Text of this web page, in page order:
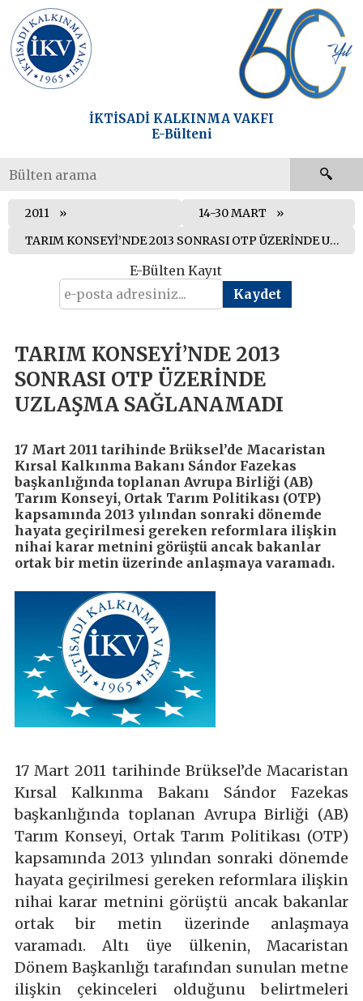
İKTİSADİ KALKINMA VAKFI
E-Bülteni
2011
14-30 MART
TARIM KONSEYİ’NDE 2013 SONRASI OTP ÜZERİNDE UZLAŞMA SAĞLANAMADI
E-Bülten Kayıt
TARIM KONSEYİ’NDE 2013
SONRASI OTP ÜZERİNDE
UZLAŞMA SAĞLANAMADI
17 Mart 2011 tarihinde Brüksel’de Macaristan
Kırsal Kalkınma Bakanı Sándor Fazekas
başkanlığında toplanan Avrupa Birliği (AB)
Tarım Konseyi, Ortak Tarım Politikası (OTP)
kapsamında 2013 yılından sonraki dönemde
hayata geçirilmesi gereken reformlara ilişkin
nihai karar metnini görüştü ancak bakanlar
ortak bir metin üzerinde anlaşmaya varamadı.
17 Mart 2011 tarihinde Brüksel’de Macaristan
Kırsal Kalkınma Bakanı Sándor Fazekas
başkanlığında toplanan Avrupa Birliği (AB)
Tarım Konseyi, Ortak Tarım Politikası (OTP)
kapsamında 2013 yılından sonraki dönemde
hayata geçirilmesi gereken reformlara ilişkin
nihai karar metnini görüştü ancak bakanlar
ortak bir metin üzerinde anlaşmaya
varamadı. Altı üye ülkenin, Macaristan
Dönem Başkanlığı tarafından sunulan metne
ilişkin çekinceleri olduğunu belirtmeleri